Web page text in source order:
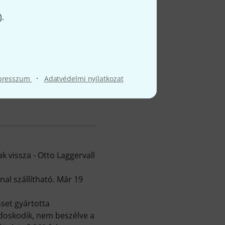
· Adatvédelmi nyilatkozat
vissza - Otto Laggervall
szállítható. Már 19
gyártotta
nem beszélve a